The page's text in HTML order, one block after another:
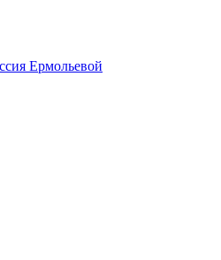
Ермольевой